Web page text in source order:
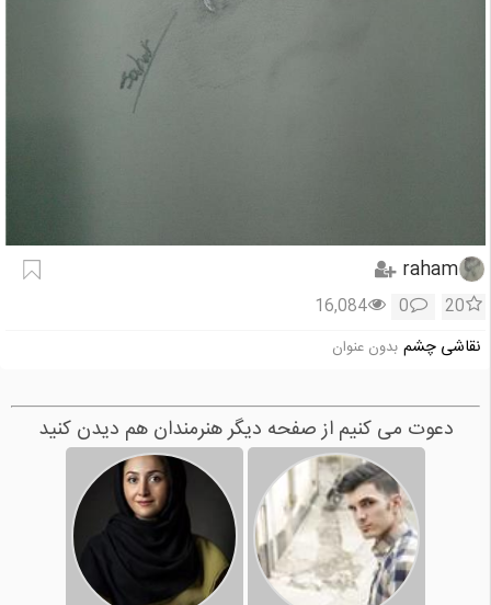
raham
20
0
16,084
نقاشی چشم بدون عنوان
دعوت می کنیم از صفحه دیگر هنرمندان هم دیدن کنید